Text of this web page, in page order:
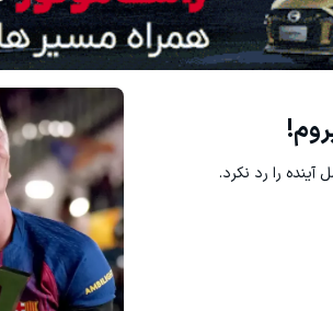
را رد نکرد.
60% تخفیف ویژه جین وست + خرید در4 قسط
مشاهده